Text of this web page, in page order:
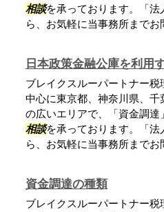
相談を承っております。「法
ら、お気軽に当事務所までお
日本政策金融公庫を利用
ブレイクスルーパートナー
中心に東京都、神奈川県、千
の広いエリアで、「資金調達
相談を承っております。「法
ら、お気軽に当事務所までお
資金調達の種類
ブレイクスルーパートナー